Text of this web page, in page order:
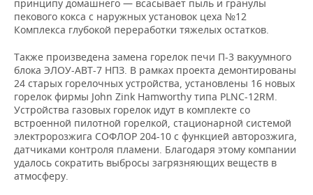
принципу домашнего — всасывает пыль и гранулы
пекового кокса с наружных установок цеха №12
Комплекса глубокой переработки тяжелых остатков.
Также произведена замена горелок печи П-3 вакуумного
блока ЭЛОУ-АВТ-7 НПЗ. В рамках проекта демонтированы
24 старых горелочных устройства, установлены 16 новых
горелок фирмы John Zink Hamworthy типа PLNC-12RM.
Устройства газовых горелок идут в комплекте со
встроенной пилотной горелкой, стационарной системой
электророзжига СОФЛОР 204-10 с функцией авторозжига,
датчиками контроля пламени. Благодаря этому компании
удалось сократить выбросы загрязняющих веществ в
атмосферу.